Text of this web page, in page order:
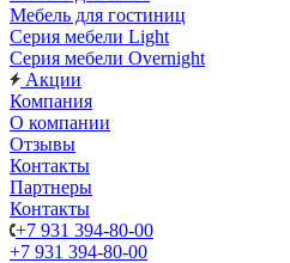
Мебель для гостиниц
Серия мебели Light
Серия мебели Overnight
Акции
Компания
О компании
Отзывы
Контакты
Партнеры
Контакты
+7 931 394-80-00
+7 931 394-80-00